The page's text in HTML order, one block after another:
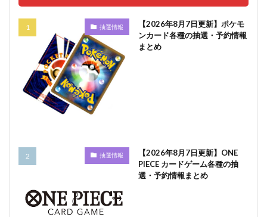
抽選情報
【2026年8月7日更新】ポケモ
ンカード各種の抽選・予約情報
まとめ
抽選情報
【2026年8月7日更新】ONE
PIECE カードゲーム各種の抽
選・予約情報まとめ